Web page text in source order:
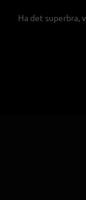
Ha det superbra,